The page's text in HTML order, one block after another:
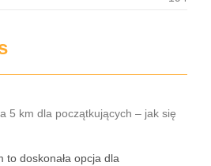
5 km dla początkujących – jak się
to doskonała opcja dla